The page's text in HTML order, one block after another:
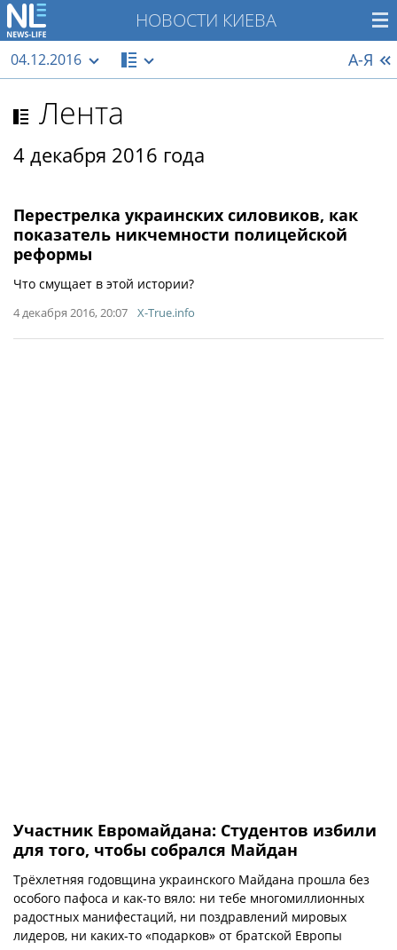
НОВОСТИ КИЕВА
04.12.2016 А-Я
Лента
4 декабря 2016 года
Перестрелка украинских силовиков, как
показатель никчемности полицейской
реформы
Что смущает в этой истории?
4 декабря 2016, 20:07 X-True.info
Участник Евромайдана: Студентов избили
для того, чтобы собрался Майдан
Трёхлетняя годовщина украинского Майдана прошла без
особого пафоса и как-то вяло: ни тебе многомиллионных
радостных манифестаций, ни поздравлений мировых
лидеров, ни каких-то «подарков» от братской Европы